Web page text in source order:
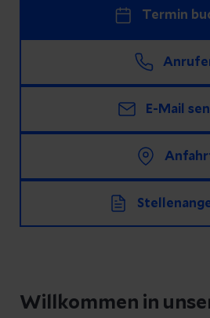
Termin
E-Mail
Willkommen in